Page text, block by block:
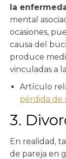
la
mental
ocasiones,
causa del
produce
vinculadas a
Artículo
pérdida de
3.
En realidad,
de pareja en